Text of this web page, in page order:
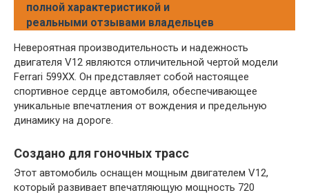
полной характеристикой и
реальными отзывами владельцев
Невероятная производительность и надежность
двигателя V12 являются отличительной чертой модели
Ferrari 599XX. Он представляет собой настоящее
спортивное сердце автомобиля, обеспечивающее
уникальные впечатления от вождения и предельную
динамику на дороге.
Создано для гоночных трасс
Этот автомобиль оснащен мощным двигателем V12,
который развивает впечатляющую мощность 720